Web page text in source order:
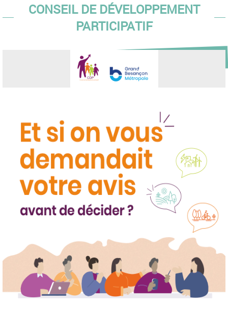
CONSEIL DE DÉVELOPPEMENT
PARTICIPATIF